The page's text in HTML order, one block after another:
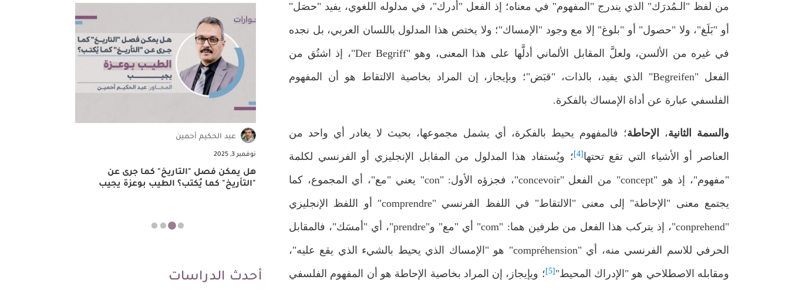
من لفظ "الـمُدرَك" الذي يندرج "المفهوم" في معناه؛ إذ الفعل "أدرك"، في مدلوله اللغوي، يفيد "حصَل"
أو "بَلَغ"، ولا "حصول" أو "بلوغ" إلا مع وجود "الإمساك"؛ ولا يختص هذا المدلول باللسان العربي، بل نجده
في غيره من الألسن، ولعلَّ المقابل الألماني أدلَّها على هذا المعنى، وهو "Der Begriff"، إذ اشتُق من
الفعل "Begreifen" الذي يفيد، بالذات، "قبَض"؛ وبإيجاز، إن المراد بخاصية الالتقاط هو أن المفهوم
الفلسفي عبارة عن أداة الإمساك بالفكرة.
والسمة الثانية، الإحاطة؛ فالمفهوم يحيط بالفكرة، أي يشمل مجموعها، بحيث لا يغادر أي واحد من
العناصر أو الأشياء التي تقع تحتها[4]
؛ ويُستفاد هذا المدلول من المقابل الإنجليزي أو الفرنسي لكلمة
"مفهوم"، إذ هو "concept" من الفعل "concevoir"، فجزؤه الأول: "con" يعني "مع"، أي المجموع، كما
يجتمع معنى "الإحاطة" إلى معنى "الالتقاط" في اللفظ الفرنسي "comprendre" أو اللفظ الإنجليزي
"conprehend"، إذ يتركب هذا الفعل من طرفين هما: "com" أي "مع" و"prendre"، أي "أمسَك"، فالمقابل
الحرفي للاسم الفرنسي منه، أي "compréhension" هو "الإمساك الذي يحيط بالشيء الذي يقع عليه"،
ومقابله الاصطلاحي هو "الإدراك المحيط"[5]
؛ ويإيجاز، إن المراد بخاصية الإحاطة هو أن المفهوم الفلسفي
لينا لارسِن
بحوث ودراسات
مقاصد الشريعة ونظرية "الأخلاق العامة
الحديثة"
عبد الحكيم أحمين
نوفمبر 30, 2025
الطيب بوعزة مناقشا فلسفة التاريخ: هل
يمكن استخراج معنى كلي من صيرورة الزمن؟
عبد الحكيم أحمين
نوفمبر 3, 2025
هل يمكن فصل "التاريخ" كما جرى عن
"التأريخ" كما يُكتب؟ الطيب بوعزة يجيب
أحدث الدراسات